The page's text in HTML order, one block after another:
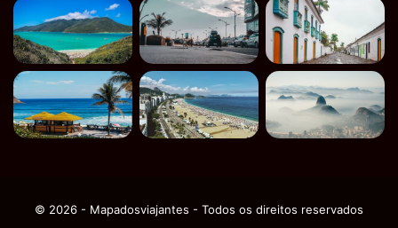
© 2026 - Mapadosviajantes - Todos os direitos reservados